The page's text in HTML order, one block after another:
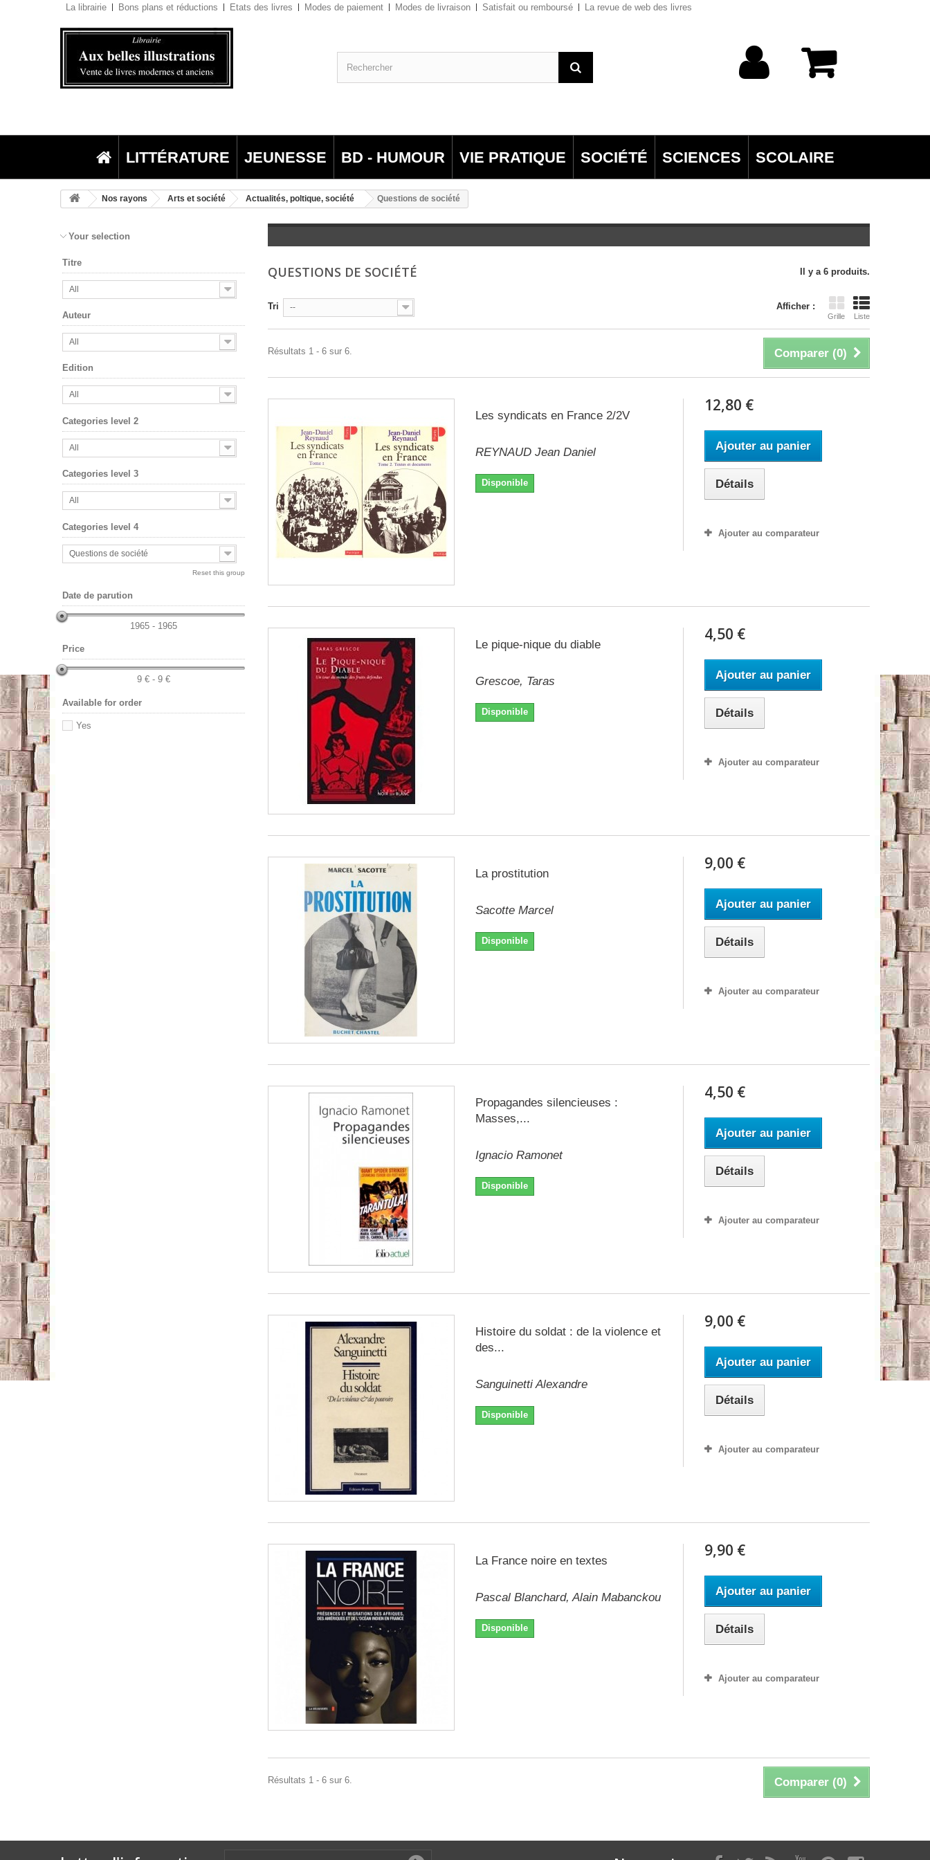
La librairie Bons plans et réductions Etats des livres Modes de paiement Modes de livraison Satisfait ou remboursé La revue de web des livres
LITTÉRATURE JEUNESSE BD - HUMOUR VIE PRATIQUE SOCIÉTÉ SCIENCES SCOLAIRE
Nos rayons Arts et société Actualités, poltique, société Questions de société
Your selection
Titre
All
Auteur
All
Edition
All
Categories level 2
All
Categories level 3
All
Categories level 4
Questions de société
Reset this group
Date de parution
1965 - 1965
Price
9 € - 9 €
Available for order
Yes
QUESTIONS DE SOCIÉTÉ Il y a 6 produits.
Afficher :
Grille Liste
Tri --
Comparer (0)
Résultats 1 - 6 sur 6.
Les syndicats en France 2/2V
REYNAUD Jean Daniel
Disponible
12,80 €
Ajouter au panier
Détails
Ajouter au comparateur
Le pique-nique du diable
Grescoe, Taras
Disponible
4,50 €
Ajouter au panier
Détails
Ajouter au comparateur
La prostitution
Sacotte Marcel
Disponible
9,00 €
Ajouter au panier
Détails
Ajouter au comparateur
Propagandes silencieuses :
Masses,...
Ignacio Ramonet
Disponible
4,50 €
Ajouter au panier
Détails
Ajouter au comparateur
Histoire du soldat : de la violence et
des...
Sanguinetti Alexandre
Disponible
9,00 €
Ajouter au panier
Détails
Ajouter au comparateur
La France noire en textes
Pascal Blanchard, Alain Mabanckou
Disponible
9,90 €
Ajouter au panier
Détails
Ajouter au comparateur
Comparer (0)
Résultats 1 - 6 sur 6.